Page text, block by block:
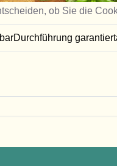
Durchführung garantiert
ob Sie die